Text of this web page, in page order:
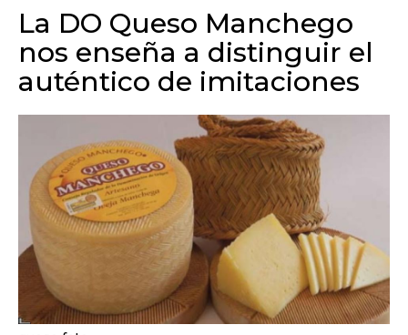
La DO Queso Manchego
nos enseña a distinguir el
auténtico de imitaciones